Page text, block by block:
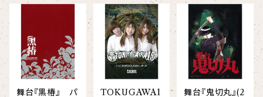
舞台『黒椿』 パ
TOKUGAWA1
舞台『鬼切丸』(2